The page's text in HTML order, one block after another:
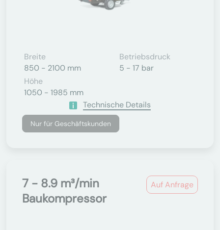
Breite
850 - 2100 mm
Betriebsdruck
5 - 17 bar
Höhe
1050 - 1985 mm
Technische Details
Nur für Geschäftskunden
Auf Anfrage
7 - 8.9 m³/min
Baukompressor